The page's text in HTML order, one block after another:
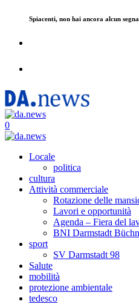
Spiacenti, non hai ancora alcun
0
Locale
politica
cultura
Attività commerciale
Rotazione delle
Lavori e opportunità
Agenda – Fiera del
BNI Darmstadt
sport
SV Darmstadt 98
Salute
mobilità
protezione ambientale
tedesco